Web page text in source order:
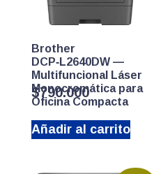
Brother
DCP‑L2640DW —
Multifuncional Láser
Monocromática para
Oficina Compacta
$790.000
Añadir al carrito